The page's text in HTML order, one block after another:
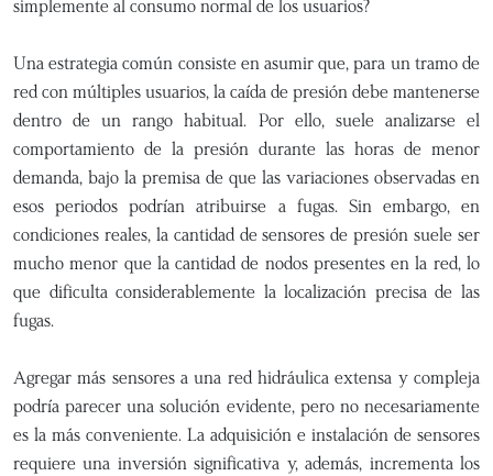
simplemente al consumo normal de los usuarios?
Una estrategia común consiste en asumir que, para un tramo de
red con múltiples usuarios, la caída de presión debe mantenerse
dentro de un rango habitual. Por ello, suele analizarse el
comportamiento de la presión durante las horas de menor
demanda, bajo la premisa de que las variaciones observadas en
esos periodos podrían atribuirse a fugas. Sin embargo, en
condiciones reales, la cantidad de sensores de presión suele ser
mucho menor que la cantidad de nodos presentes en la red, lo
que dificulta considerablemente la localización precisa de las
fugas.
Agregar más sensores a una red hidráulica extensa y compleja
podría parecer una solución evidente, pero no necesariamente
es la más conveniente. La adquisición e instalación de sensores
requiere una inversión significativa y, además, incrementa los